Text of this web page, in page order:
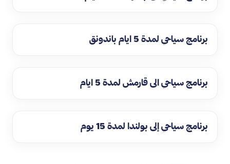
برنامج سياحي لمدة 5 ايام باندونق
برنامج سياحي الى قارمش لمدة 5 ايام
برنامج سياحي إلى بولندا لمدة 15 يوم